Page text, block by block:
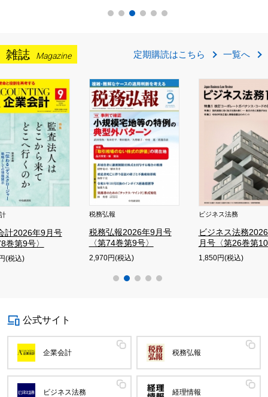
雑誌 Magazine 一覧へ
定期購読はこちら
報2026年9月号
巻第9号〉
(税込)
ビジネス法務
ビジネス法務2026年10
月号〈第26巻第10号〉
1,850円(税込)
旬刊経理情報
公式サイト
企業会計 税務弘報
ビジネス法務 経理情報